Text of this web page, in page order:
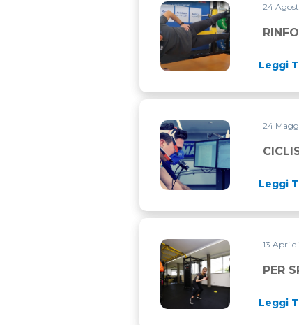
RINFORZARE GLI 24
Leggi
CICLISTI AMATORI VS
24
Leggi
PER SPUNTINO… MI13 Aprile
PER
Leggi